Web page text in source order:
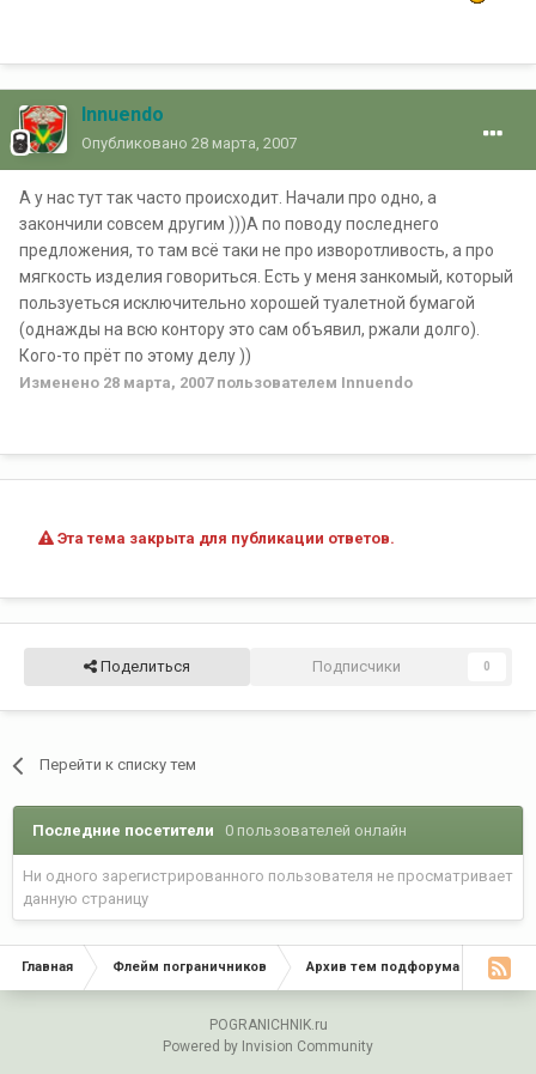
Innuendo
Опубликовано 28 марта, 2007
А у нас тут так часто происходит. Начали про одно, а
закончили совсем другим )))А по поводу последнего
предложения, то там всё таки не про изворотливость, а про
мягкость изделия говориться. Есть у меня занкомый, который
пользуеться исключительно хорошей туалетной бумагой
(однажды на всю контору это сам объявил, ржали долго).
Кого-то прёт по этому делу ))
Изменено 28 марта, 2007пользователем Innuendo
Эта тема закрыта для публикации ответов.
Поделиться Подписчики 0
Перейти к списку тем
Последние посетители 0 пользователей онлайн
Ни одного зарегистрированного пользователя не просматривает
данную страницу
Главная Флейм пограничников Архив тем подфорума "Флейм
POGRANICHNIK.ru
Powered by Invision Community